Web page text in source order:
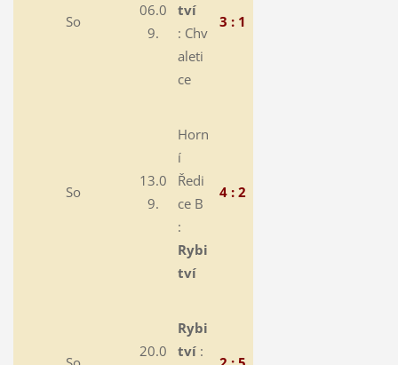
So
06.0
9.
tví
: Chv
aleti
ce
3 : 1
So
13.0
9.
Horn
í
Ředi
ce B
:
Rybi
tví
4 : 2
20.0
Rybi
tví :